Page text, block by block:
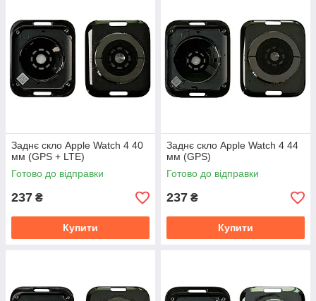
Заднє скло Apple Watch 4 40
мм (GPS + LTE)
Готово до відправки
237 ₴
Купити
Заднє скло Apple Watch 4 44
мм (GPS)
Готово до відправки
237 ₴
Купити